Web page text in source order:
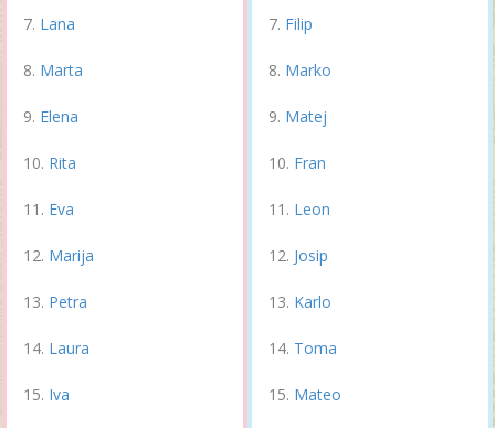
Lana
Marta
Elena
Rita
Eva
Marija
Petra
Laura
Iva
Filip
Marko
Matej
Fran
Leon
Josip
Karlo
Toma
Mateo